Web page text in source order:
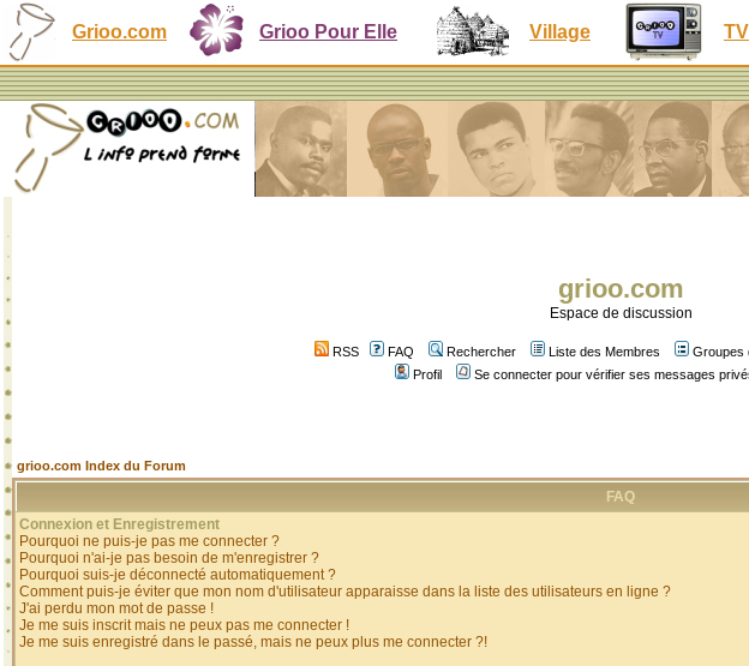
Grioo.com Grioo Pour Elle Village TV
grioo.com
Espace de discussion
RSS FAQ Rechercher Liste des Membres Groupes
Profil
Se connecter pour vérifier ses messages
grioo.com Index du Forum
FAQ
Connexion et Enregistrement
Pourquoi ne puis-je pas me connecter ?
Pourquoi n'ai-je pas besoin de m'enregistrer ?
Pourquoi suis-je déconnecté automatiquement ?
Comment puis-je éviter que mon nom d'utilisateur apparaisse dans la liste des utilisateurs en ligne ?
J'ai perdu mon mot de passe !
Je me suis inscrit mais ne peux pas me connecter !
Je me suis enregistré dans le passé, mais ne peux plus me connecter ?!